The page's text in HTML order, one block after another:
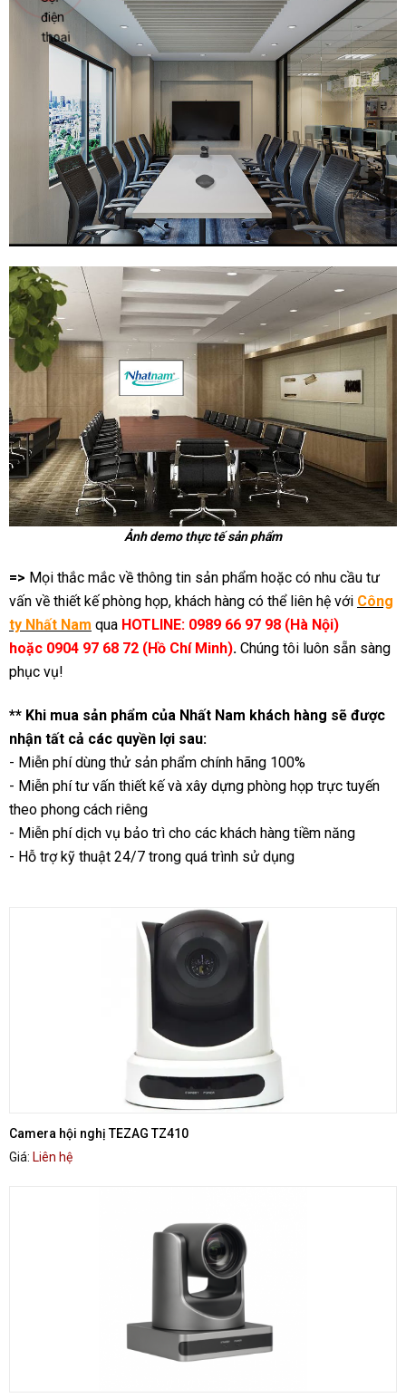
Ảnh demo thực tế sản phẩm
=> Mọi thắc mắc về thông tin sản phẩm hoặc có nhu cầu tư
vấn về thiết kế phòng họp, khách hàng có thể liên hệ với Công
ty Nhất Nam qua HOTLINE: 0989 66 97 98 (Hà Nội)
hoặc 0904 97 68 72 (Hồ Chí Minh). Chúng tôi luôn sẵn sàng
phục vụ!
** Khi mua sản phẩm của Nhất Nam khách hàng sẽ được
nhận tất cả các quyền lợi sau:
- Miễn phí dùng thử sản phẩm chính hãng 100%
- Miễn phí tư vấn thiết kế và xây dựng phòng họp trực tuyến
theo phong cách riêng
- Miễn phí dịch vụ bảo trì cho các khách hàng tiềm năng
- Hỗ trợ kỹ thuật 24/7 trong quá trình sử dụng
Camera hội nghị TEZAG TZ410
Giá: Liên hệ